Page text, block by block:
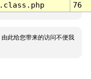
76
此给您带来的访问不便我